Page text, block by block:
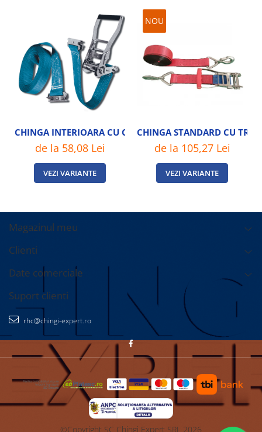
CHINGA INTERIOARA CU CLICHET STANDARD
de la 58,08 Lei
VEZI VARIANTE
NOU
CHINGA STANDARD CU
de la 105,27 Lei
VEZI VARIANTE
Magazinul meu
Clienti
Date comerciale
Suport clienti
rhc@chingi-expert.ro
©Copyright SC Chingi Expert SRL 2026